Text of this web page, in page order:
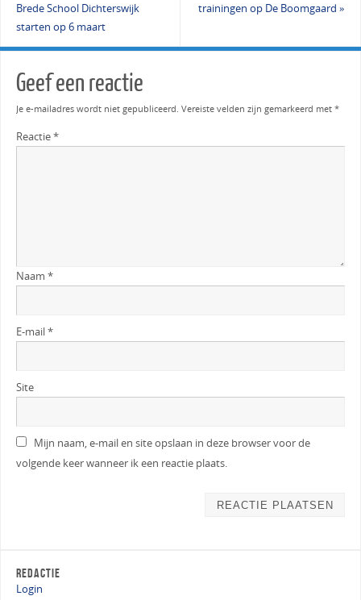
Brede School Dichterswijk
starten op 6 maart
trainingen op De Boomgaard»
Geef een reactie
Je e-mailadres wordt niet gepubliceerd. Vereiste velden zijn gemarkeerd met *
Reactie*
Naam *
E-mail*
Site
Mijn naam, e-mail en site opslaan in deze browser voor de
volgende keer wanneer ik een reactie plaats.
REDACTIE
Login